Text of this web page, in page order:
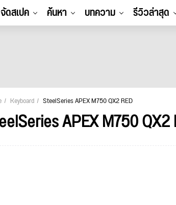
จัดสเปค ค้นหา บทความ รีวิวล่าสุด
Keyboard SteelSeries APEX M750 QX2 RED
APEX M750 QX2